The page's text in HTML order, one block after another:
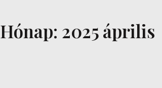
Hónap: 2025 április